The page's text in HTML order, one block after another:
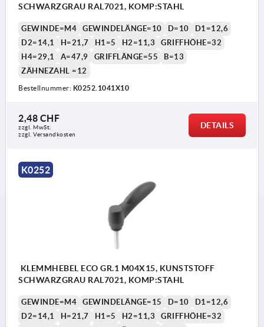
SCHWARZGRAU RAL7021, KOMP:STAHL
GEWINDE=M4 GEWINDELÄNGE=10 D=10
D1=12,6
D2=14,1
H=21,7 H1=5 H2=11,3
GRIFFHÖHE=32
H4=29,1
A=47,9 GRIFFLÄNGE=55
B=13
ZÄHNEZAHL =12
Bestellnummer: K0252.1041X10
2,48 CHF
zzgl. MwSt.
zzgl. Versandkosten
DETAILS
K0252
KLEMMHEBEL ECO GR.1 M04X15, KUNSTSTOFF
SCHWARZGRAU RAL7021, KOMP:STAHL
GEWINDE=M4 GEWINDELÄNGE=15 D=10
D1=12,6
D2=14,1
H=21,7 H1=5 H2=11,3
GRIFFHÖHE=32